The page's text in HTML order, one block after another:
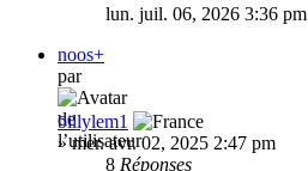
lun. juil. 06, 2026 3:36 pm
noos+
par
billylem1
»mer. avr. 02, 2025 2:47 pm
8 Réponses